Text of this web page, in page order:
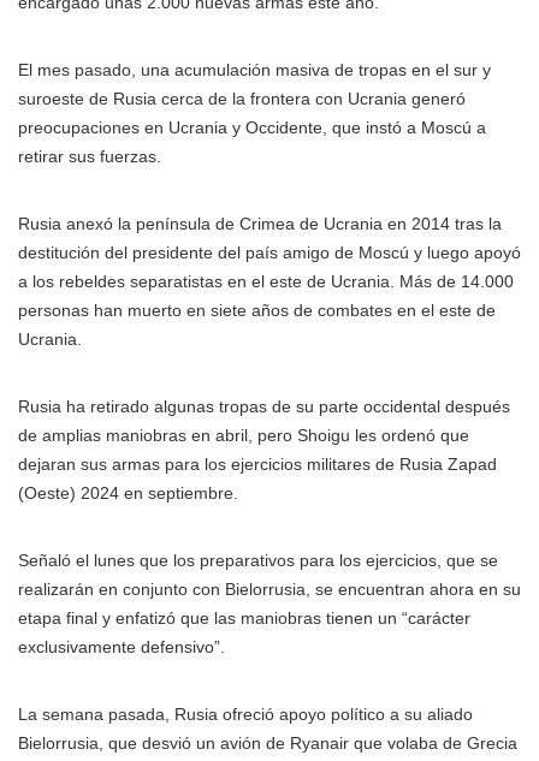
El mes pasado, una acumulación masiva de tropas en el sur y
suroeste de Rusia cerca de la frontera con Ucrania generó
preocupaciones en Ucrania y Occidente, que instó a Moscú a
retirar sus fuerzas.
Rusia anexó la península de Crimea de Ucrania en 2014 tras la
destitución del presidente del país amigo de Moscú y luego apoyó
a los rebeldes separatistas en el este de Ucrania. Más de 14.000
personas han muerto en siete años de combates en el este de
Ucrania.
Rusia ha retirado algunas tropas de su parte occidental después
de amplias maniobras en abril, pero Shoigu les ordenó que
dejaran sus armas para los ejercicios militares de Rusia Zapad
(Oeste) 2024 en septiembre.
Señaló el lunes que los preparativos para los ejercicios, que se
realizarán en conjunto con Bielorrusia, se encuentran ahora en su
etapa final y enfatizó que las maniobras tienen un “carácter
exclusivamente defensivo”.
La semana pasada, Rusia ofreció apoyo político a su aliado
Bielorrusia, que desvió un avión de Ryanair que volaba de Grecia